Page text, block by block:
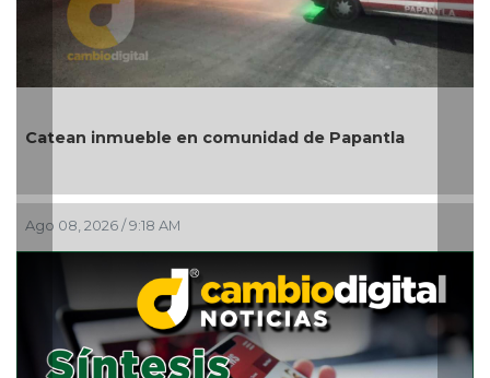
inmueble en comunidad de Papantla
08, 2026 / 9:18 AM